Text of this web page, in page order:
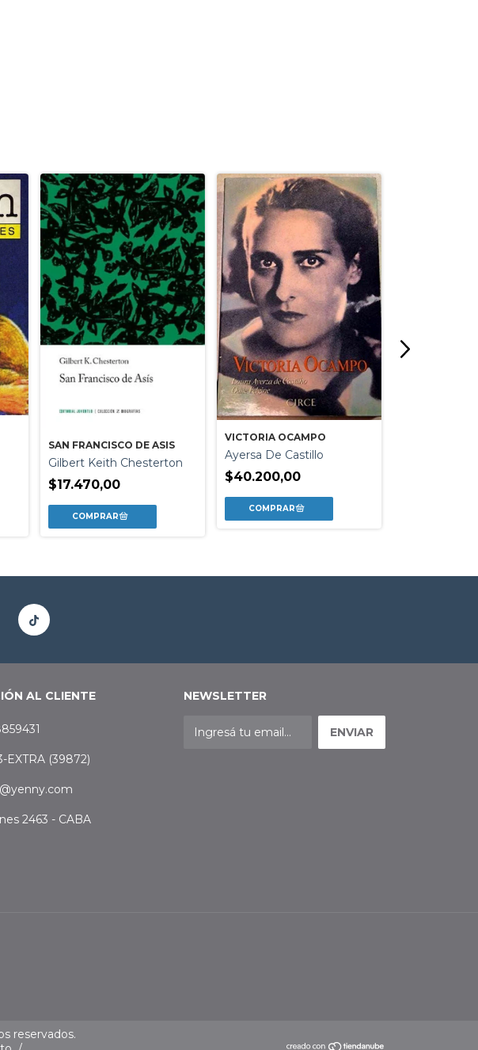
SAN FRANCISCO DE ASIS
Gilbert Keith Chesterton
$17.470,00
VICTORIA OCAMPO
Ayersa De Castillo
$40.200,00
AL CLIENTE
EXTRA (39872)
2463 - CABA
NEWSLETTER
reservados.